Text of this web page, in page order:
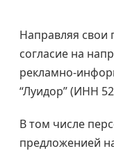
Направляя свои
согласие на
рекламно-
“Луидор” (ИНН
В том числе
предложенией